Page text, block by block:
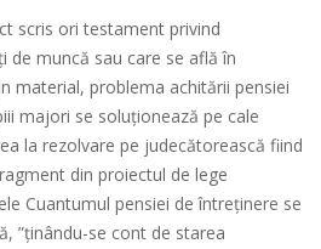
scris ori testament privind
de muncă sau care se află în
material, problema achitării pensiei
majori se soluționează pe cale
la rezolvare pe judecătorească fiind
din proiectul de lege
Cuantumul pensiei de întreținere se
”ținându-se cont de starea